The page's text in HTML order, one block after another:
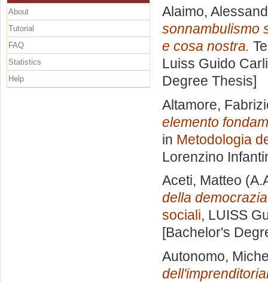
Alaimo,
sonnambulismo
e cosa nostra.
Luiss Guido
Degree Thesis]
Altamore,
elemento
in Metodologia
Lorenzino
Aceti, Matteo
della
sociali, LUISS
[Bachelor's
Autonomo,
About
Tutorial
FAQ
Statistics
Help